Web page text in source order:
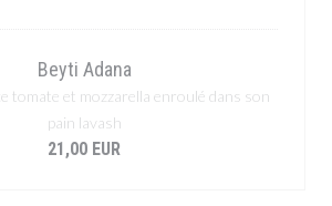
Beyti Adana
tomate et mozzarella enroulé dans son
pain lavash
21,00 EUR